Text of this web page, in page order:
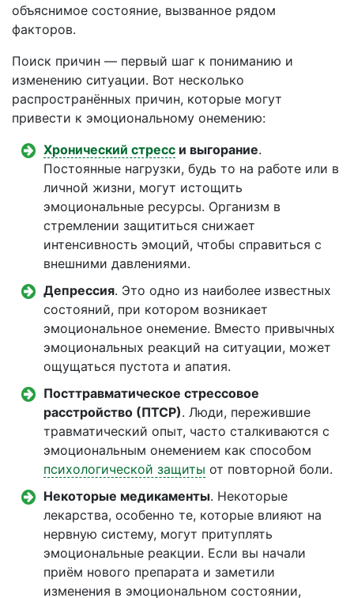
объяснимое состояние, вызванное рядом
факторов.
Поиск причин — первый шаг к пониманию и
изменению ситуации. Вот несколько
распространённых причин, которые могут
привести к эмоциональному онемению:
Хронический стресс и выгорание.
Постоянные нагрузки, будь то на работе или в
личной жизни, могут истощить
эмоциональные ресурсы. Организм в
стремлении защититься снижает
интенсивность эмоций, чтобы справиться с
внешними давлениями.
Депрессия. Это одно из наиболее известных
состояний, при котором возникает
эмоциональное онемение. Вместо привычных
эмоциональных реакций на ситуации, может
ощущаться пустота и апатия.
Посттравматическое стрессовое
расстройство (ПТСР). Люди, пережившие
травматический опыт, часто сталкиваются с
эмоциональным онемением как способом
психологической защиты от повторной боли.
Некоторые медикаменты. Некоторые
лекарства, особенно те, которые влияют на
нервную систему, могут притуплять
эмоциональные реакции. Если вы начали
приём нового препарата и заметили
изменения в эмоциональном состоянии,